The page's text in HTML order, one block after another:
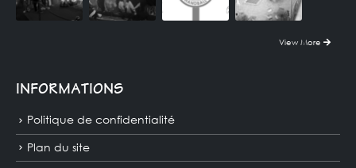
View More
INFORMATIONS
Politique de confidentialité
Plan du site